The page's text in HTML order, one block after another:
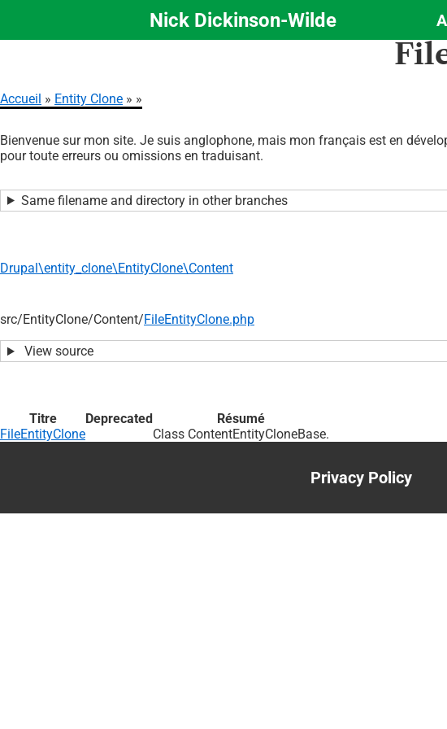
Aller
principal
Nick Dickinson-Wilde
d'Ariane
Accueil Entity Clone
Bienvenue sur mon site. Je suis anglophone, mais mon français est en
pour toute erreurs ou omissions en traduisant.
Same filename and directory in other branches
Drupal\entity_clone\EntityClone\Content
src/EntityClone/Content/FileEntityClone.php
View source
Titre Deprecated
Résumé
FileEntityClone
Class ContentEntityCloneBase.
Footer
menu
Privacy Policy